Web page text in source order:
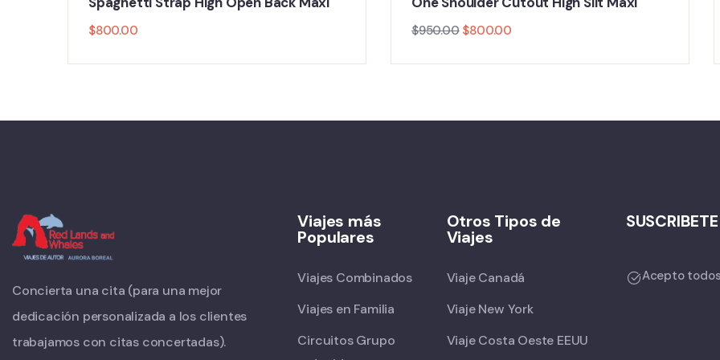
$800.00 $950.00 $800.00
Concierta una cita (para una mejor
dedicación personalizada a los clientes
trabajamos con citas concertadas).
Viajes más
Populares
Viajes Combinados
Viajes en Familia
Circuitos Grupo
Otros Tipos de
Viajes
Viaje Canadá
Viaje New York
Viaje Costa Oeste EEUU
SUSCRIBETE
Acepto